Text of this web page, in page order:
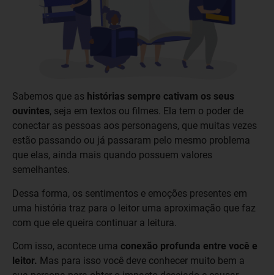
Sabemos que as histórias sempre cativam os seus
ouvintes, seja em textos ou filmes. Ela tem o poder de
conectar as pessoas aos personagens, que muitas vezes
estão passando ou já passaram pelo mesmo problema
que elas, ainda mais quando possuem valores
semelhantes.
Dessa forma, os sentimentos e emoções presentes em
uma história traz para o leitor uma aproximação que faz
com que ele queira continuar a leitura.
Com isso, acontece uma conexão profunda entre você e
leitor. Mas para isso você deve conhecer muito bem a